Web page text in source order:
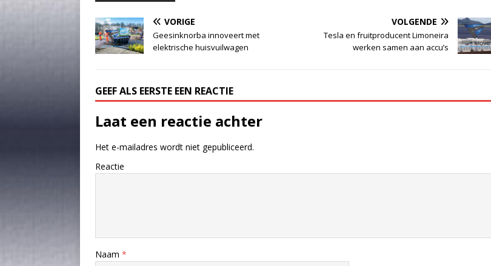
VORIGE
Geesinknorba innoveert met
elektrische huisvuilwagen
VOLGENDE
Tesla en fruitproducent Limoneira
werken samen aan accu’s
GEEF ALS EERSTE EEN REACTIE
Laat een reactie achter
Het e-mailadres wordt niet gepubliceerd.
Reactie
Naam *